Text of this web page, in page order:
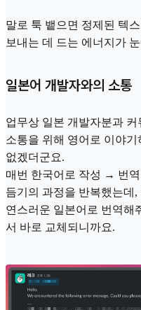
말로 툭 뱉으면 정제된 텍
보내는 데 드는 에너지가
일본어 개발자와의 소통
업무상 일본 개발자분과
소통을 위해 영어로 이야
없겠더군요.
매번 한국어로 작성 → 번
듬기의 과정을 반복했는데
연스러운 일본어로 번역해
서 바로 교체되니까요.